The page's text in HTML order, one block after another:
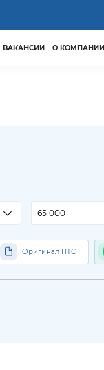
ВАКАНСИИ О КОМПАНИИ
Оригинал ПТС